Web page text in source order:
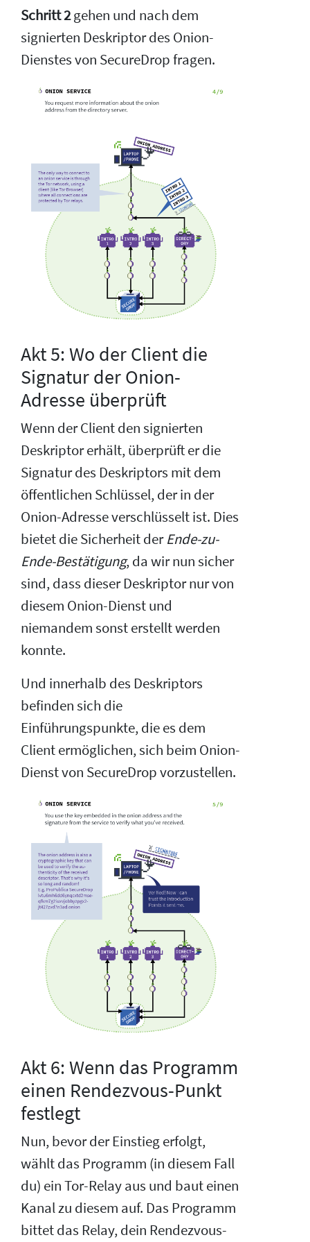
Schritt 2gehen und nach dem
signierten Deskriptor des Onion-
Dienstes von SecureDrop fragen.
Akt 5: Wo der Client die
Signatur der Onion-
Adresse überprüft
Wenn der Client den signierten
Deskriptor erhält, überprüft er die
Signatur des Deskriptors mit dem
öffentlichen Schlüssel, der in der
Onion-Adresse verschlüsselt ist. Dies
bietet die Sicherheit derEnde-zu-
Ende-Bestätigung, da wir nun sicher
sind, dass dieser Deskriptor nur von
diesem Onion-Dienst und
niemandem sonst erstellt werden
konnte.
Und innerhalb des Deskriptors
befinden sich die
Einführungspunkte, die es dem
Client ermöglichen, sich beim Onion-
Dienst von SecureDrop vorzustellen.
Akt 6: Wenn das Programm
einen Rendezvous-Punkt
festlegt
Nun, bevor der Einstieg erfolgt,
wählt das Programm (in diesem Fall
du) ein Tor-Relay aus und baut einen
Kanal zu diesem auf. Das Programm
bittet das Relay, dein Rendezvous-